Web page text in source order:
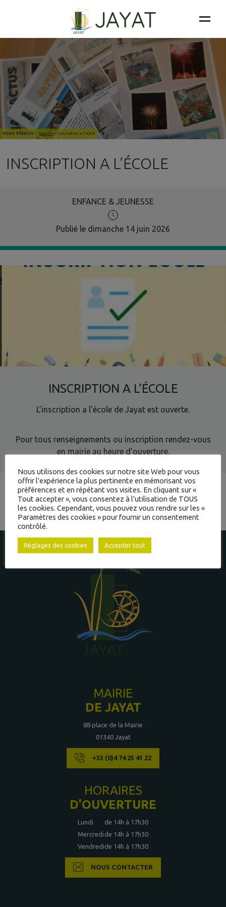
À JAYAT
INTERCOMMUNALITÉ
& ACTION SOCIALE
ADMINISTRATIVES
VOUS ÊTES ICI : Accueil > Inscription a l’école
INSCRIPTION A L’ÉCOLE
ENFANCE & JEUNESSE
Publié le dimanche 14 juin 2026
INSCRIPTION A L’ÉCOLE
L’inscription a l’école de Jayat est ouverte.
Pour tous renseignements ou inscription rendez-vous
en mairie au heure d’ouverture.
RETOUR AUX ACTUALITÉS
MAIRIE
DE JAYAT
88 place de la Mairie
01340 Jayat
+33 (0)4 74 25 41 22
HORAIRES
D'OUVERTURE
Lundi
de 14h à 17h30
Mercredi de 14h à 17h30
Vendredide 14h à 17h30
NOUS CONTACTER
Nous utilisons des cookies sur notre site Web pour vous
offrir l'expérience la plus pertinente en mémorisant vos
préférences et en répétant vos visites. En cliquant sur «
Tout accepter », vous consentez à l'utilisation de TOUS
les cookies. Cependant, vous pouvez vous rendre sur les «
Paramètres des cookies » pour fournir un consentement
contrôlé.
Réglages des cookies Accepter tout